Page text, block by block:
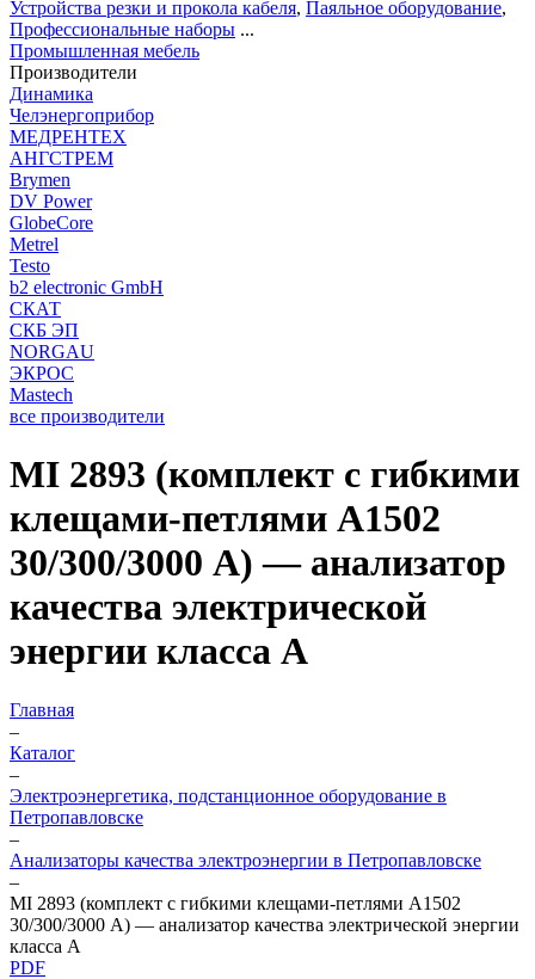
Устройства резки и прокола кабеля, Паяльное оборудование,
Профессиональные наборы ...
Промышленная мебель
Производители
Динамика
Челэнергоприбор
МЕДРЕНТЕХ
АНГСТРЕМ
Brymen
DV Power
GlobeCore
Metrel
Testo
b2 electronic GmbH
СКАТ
СКБ ЭП
NORGAU
ЭКРОС
Mastech
все производители
MI 2893 (комплект с гибкими
клещами-петлями А1502
30/300/3000 А) — анализатор
качества электрической
энергии класса А
Главная
–
Каталог
–
Электроэнергетика, подстанционное оборудование в
Петропавловске
–
Анализаторы качества электроэнергии в Петропавловске
–
MI 2893 (комплект с гибкими клещами-петлями А1502
30/300/3000 А) — анализатор качества электрической энергии
класса А
PDF